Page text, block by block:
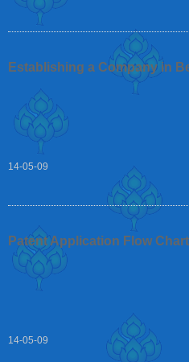
Establishing a Company in
14-05-09
Patent Application Flow
14-05-09